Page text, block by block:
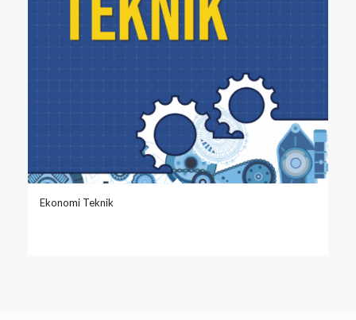
Ekonomi Teknik